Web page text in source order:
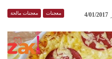
معجنات معجنات مالحة 4/01/2017